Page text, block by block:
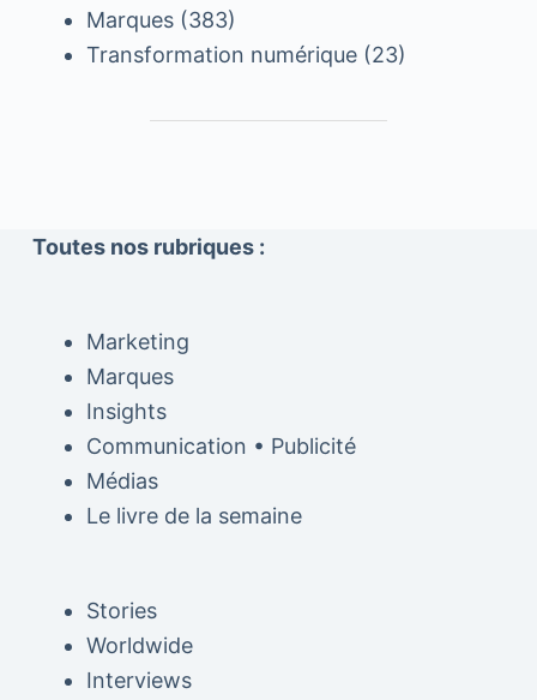
Marques(383)
Transformation numérique(23)
Toutes nos rubriques :
Marketing
Marques
Insights
Communication • Publicité
Médias
Le livre de la semaine
Stories
Worldwide
Interviews